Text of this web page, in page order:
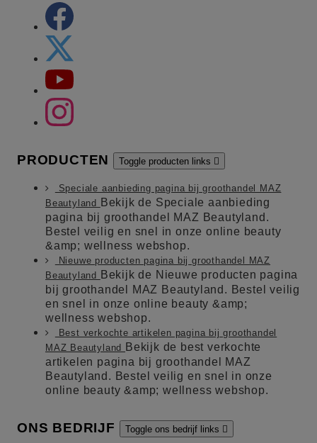
PRODUCTEN Toggle producten links 
Speciale aanbieding pagina bij groothandel MAZ
Beautyland
Bekijk de Speciale aanbieding
pagina bij groothandel MAZ Beautyland.
Bestel veilig en snel in onze online beauty
&amp; wellness webshop.
Nieuwe producten pagina bij groothandel MAZ
Beautyland
Bekijk de Nieuwe producten pagina
bij groothandel MAZ Beautyland. Bestel veilig
en snel in onze online beauty &amp;
wellness webshop.
Best verkochte artikelen pagina bij groothandel
MAZ Beautyland
Bekijk de best verkochte
artikelen pagina bij groothandel MAZ
Beautyland. Bestel veilig en snel in onze
online beauty &amp; wellness webshop.
ONS BEDRIJF Toggle ons bedrijf links 